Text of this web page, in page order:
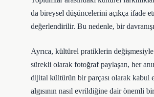
da bireysel düşüncelerini açıkça ifade
değerlendirilir. Bu nedenle, bir
Ayrıca, kültürel pratiklerin
sürekli olarak fotoğraf paylaşan, her
dijital kültürün bir parçası olarak kabul
algısının nasıl evrildiğine dair önemli